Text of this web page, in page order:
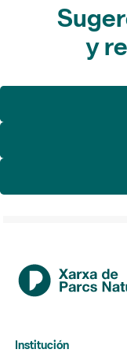
y
Institución